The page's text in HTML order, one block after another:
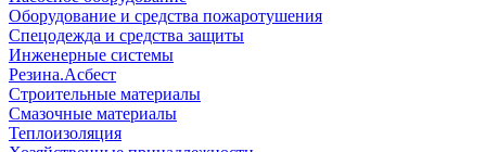
Оборудование и средства пожаротушения
Спецодежда и средства защиты
Инженерные системы
Резина.Асбест
Строительные материалы
Смазочные материалы
Теплоизоляция